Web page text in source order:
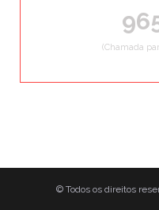
(Chamada
© Todos os direitos